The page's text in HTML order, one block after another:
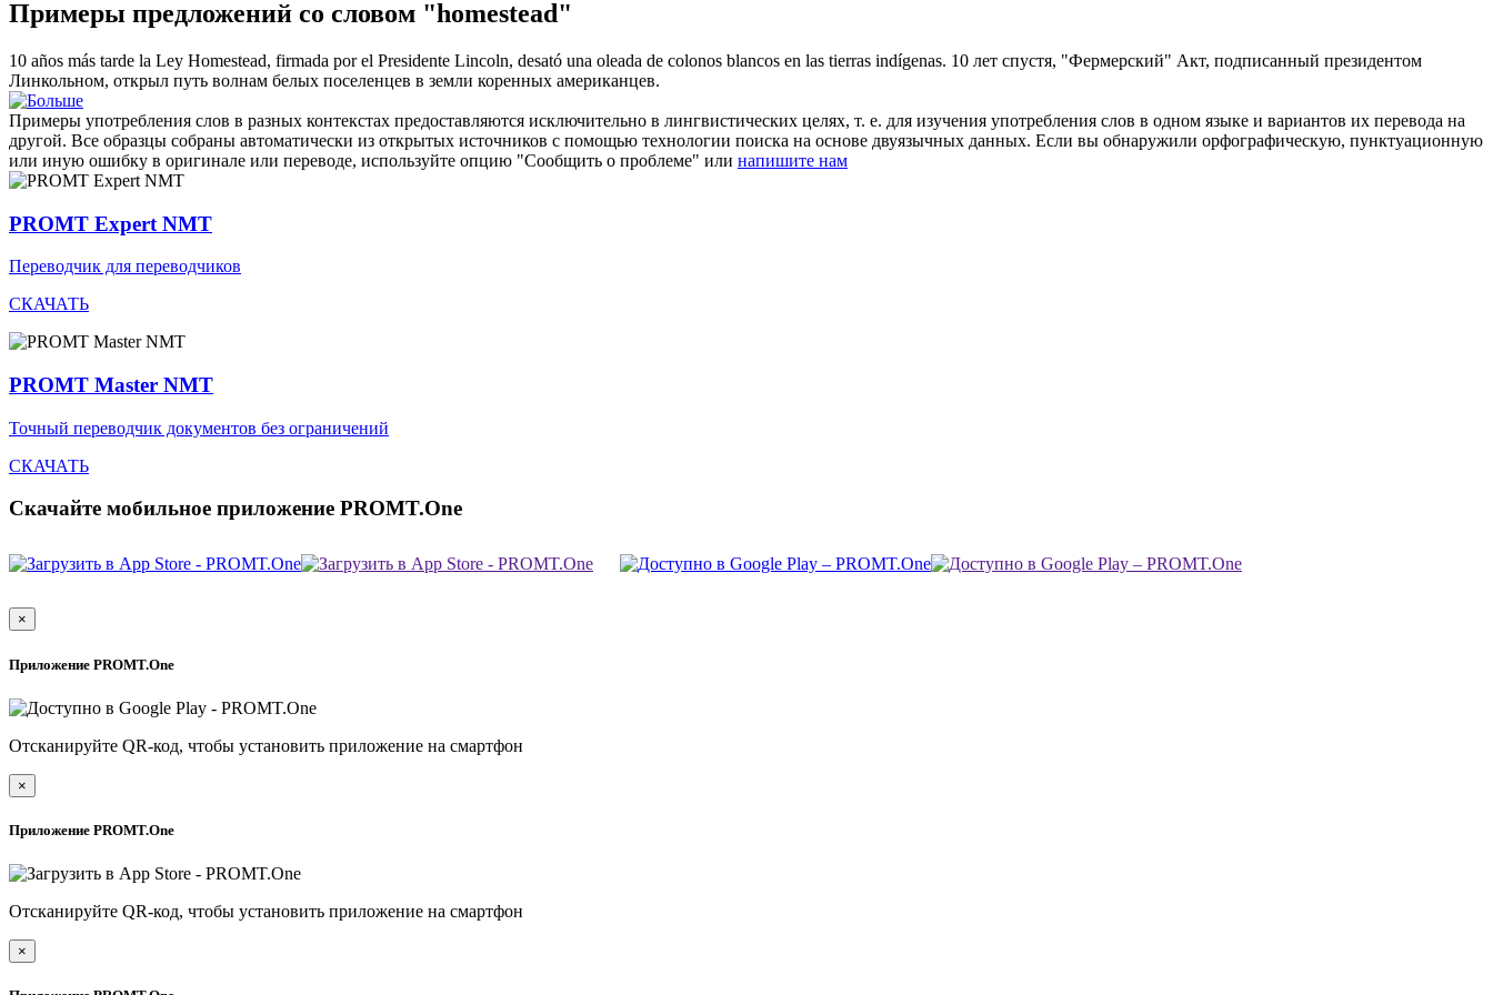
Примеры предложений со словом "homestead"
10 años más tarde la Ley Homestead, firmada por el Presidente Lincoln, desató una oleada de colonos blancos en las tierras indígenas. 10 лет спустя, "Фермерский" Акт, подписанный президентом
Линкольном, открыл путь волнам белых поселенцев в земли коренных американцев.
Примеры употребления слов в разных контекстах предоставляются исключительно в лингвистических целях, т. е. для изучения употребления слов в одном языке и вариантов их перевода на
другой. Все образцы собраны автоматически из открытых источников с помощью технологии поиска на основе двуязычных данных. Если вы обнаружили орфографическую, пунктуационную
или иную ошибку в оригинале или переводе, используйте опцию "Сообщить о проблеме" или напишите нам
PROMT Expert NMT
Переводчик для переводчиков
СКАЧАТЬ
PROMT Master NMT
Точный переводчик документов без ограничений
СКАЧАТЬ
Скачайте мобильное приложение PROMT.One
×
Приложение PROMT.One
Отсканируйте QR-код, чтобы установить приложение на смартфон
×
Приложение PROMT.One
Отсканируйте QR-код, чтобы установить приложение на смартфон
×